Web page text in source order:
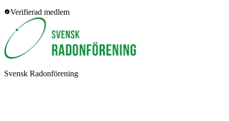
Verifierad medlem
Svensk Radonförening